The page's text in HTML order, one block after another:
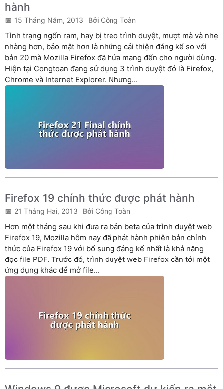
hành
15 Tháng Năm, 2013 Công Toàn
Tình trạng ngốn ram, hay bị treo trình duyệt, mượt mà và nhẹ
nhàng hơn, bảo mật hơn là những cải thiện đáng kể so với
bản 20 mà Mozilla Firefox đã hứa mang đến cho người dùng.
Hiện tại Congtoan đang sử dụng 3 trình duyệt đó là Firefox,
Chrome và Internet Explorer. Nhưng...
Firefox 19 chính thức được phát hành
21 Tháng Hai, 2013 Công Toàn
Hơn một tháng sau khi đưa ra bản beta của trình duyệt web
Firefox 19, Mozilla hôm nay đã phát hành phiên bản chính
thức của Firefox 19 với bổ sung đáng kể nhất là khả năng
đọc file PDF. Trước đó, trình duyệt web Firefox cần tới một
ứng dụng khác để mở file...